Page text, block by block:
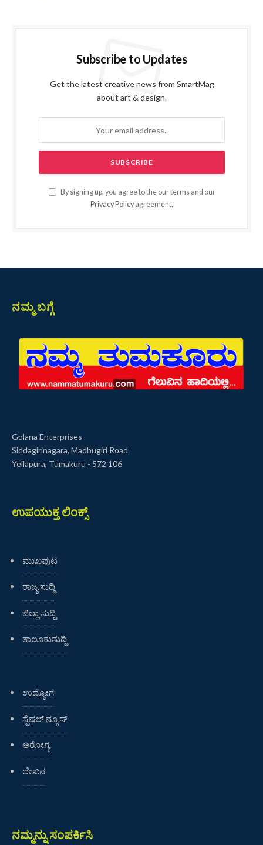
Subscribe to Updates
Get the latest creative news from SmartMag
about art & design.
By signing up, you agree to the our terms and our
Privacy Policy agreement.
ನಮ್ಮ ಬಗ್ಗೆ
Golana Enterprises
Siddagirinagara, Madhugiri Road
Yellapura, Tumakuru - 572 106
ಉಪಯುಕ್ತ ಲಿಂಕ್ಸ್
ಮುಖಪುಟ
ರಾಜ್ಯ ಸುದ್ದಿ
ಜಿಲ್ಲಾ ಸುದ್ದಿ
ತಾಲೂಕುಸುದ್ದಿ
ಉದ್ಯೋಗ
ಸ್ಪೆಷಲ್ ನ್ಯೂಸ್
ಆರೋಗ್ಯ
ಲೇಖನ
ನಮ್ಮನ್ನು ಸಂಪರ್ಕಿಸಿ